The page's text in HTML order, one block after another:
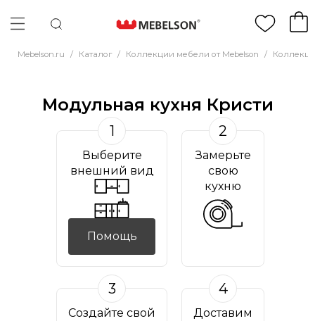
Mebelson.ru / Каталог / Коллекции мебели от Mebelson /
Модульная кухня Кристи
1
Выберите
внешний вид
Помощь
2
Замерьте
свою
кухню
3
Создайте свой
4
Доставим